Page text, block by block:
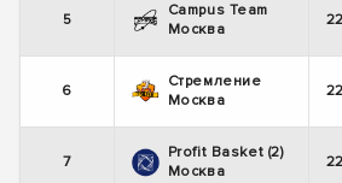
5
Campus Team
Москва
22
6
Стремление
Москва
22
7
Profit Basket (2)
Москва
22